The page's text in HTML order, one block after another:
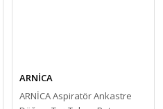
ARNİCA
ARNİCA Aspiratör Ankastre